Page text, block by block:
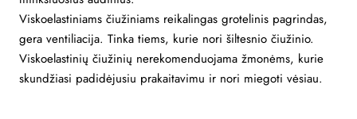
Viskoelastiniams čiužiniams reikalingas grotelinis pagrindas,
gera ventiliacija. Tinka tiems, kurie nori šiltesnio čiužinio.
Viskoelastinių čiužinių nerekomenduojama žmonėms, kurie
skundžiasi padidėjusiu prakaitavimu ir nori miegoti vėsiau.